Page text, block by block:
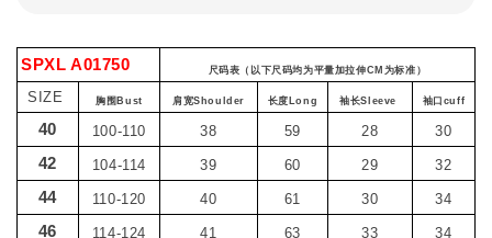
SPXL A01750 尺码表（以下尺码均为平量加拉伸CM为标准）
SIZE 胸围Bust 肩宽Shoulder 长度Long 袖长Sleeve 袖口cuff
40 100-110 38 59 28 30
42 104-114 39 60 29 32
44 110-120 40 61 30 34
46 114-124 41 63 33 34